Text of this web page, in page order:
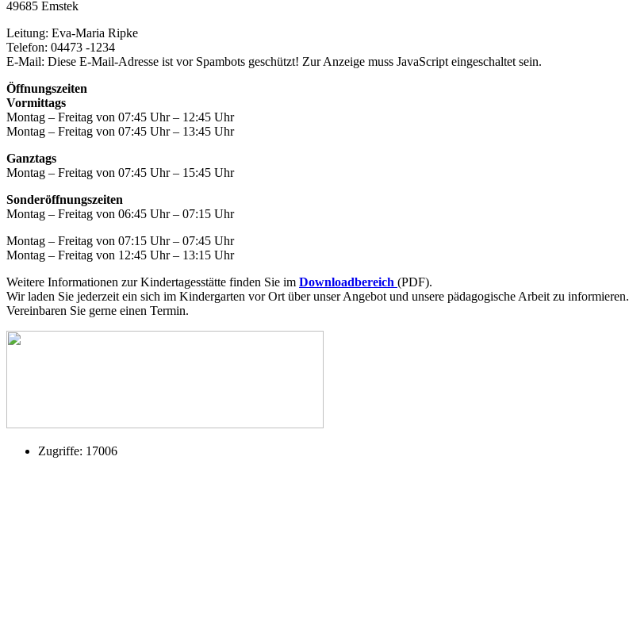
49685 Emstek
Leitung: Eva-Maria Ripke
Telefon: 04473 -1234
E-Mail: Diese E-Mail-Adresse ist vor Spambots geschützt! Zur Anzeige muss JavaScript eingeschaltet sein.
Öffnungszeiten
Vormittags
Montag – Freitag von 07:45 Uhr – 12:45 Uhr
Montag – Freitag von 07:45 Uhr – 13:45 Uhr
Ganztags
Montag – Freitag von 07:45 Uhr – 15:45 Uhr
Sonderöffnungszeiten
Montag – Freitag von 06:45 Uhr – 07:15 Uhr
Montag – Freitag von 07:15 Uhr – 07:45 Uhr
Montag – Freitag von 12:45 Uhr – 13:15 Uhr
Weitere Informationen zur Kindertagesstätte finden Sie im Downloadbereich (PDF).
Wir laden Sie jederzeit ein sich im Kindergarten vor Ort über unser Angebot und unsere pädagogische Arbeit zu informieren.
Vereinbaren Sie gerne einen Termin.
Zugriffe: 17006